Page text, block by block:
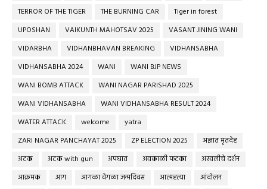
TERROR OF THE TIGER
THE BURNING CAR
Tiger in forest
UPOSHAN
VAIKUNTH MAHOTSAV 2025
VASANT JINING WANI
VIDARBHA
VIDHANBHAVAN BREAKING
VIDHANSABHA
VIDHANSABHA 2024
WANI
WANI BJP NEWS
WANI BOMB ATTACK
WANI NAGAR PARISHAD 2025
WANI VIDHANSABHA
WANI VIDHANSABHA RESULT 2024
WATER ATTACK
welcome
yatra
ZARI NAGAR PANCHAYAT 2025
ZP ELECTION 2025
अज्ञात मृतदेह
अटक
अटक with gun अपघात अवकाळी फटका
अस्वलीचे दर्शन
आक्रमक
आग आगळा वेगळा जन्मदिवस आत्महत्या
आंदोलन